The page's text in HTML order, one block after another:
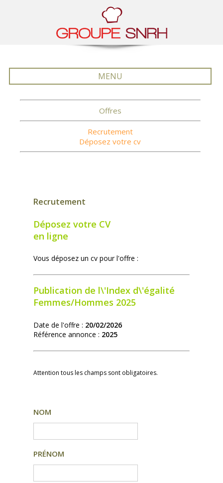
MENU
Offres
Recrutement
Déposez votre cv
Recrutement
Déposez votre CV
en ligne
Vous déposez un cv pour l'offre :
Publication de l\'Index d\'égalité
Femmes/Hommes 2025
Date de l'offre : 20/02/2026
Référence annonce : 2025
Attention tous les champs sont obligatoires.
NOM
PRÉNOM